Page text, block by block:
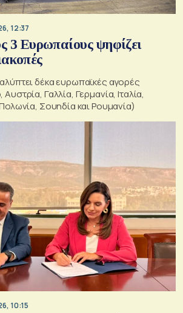
12:37
3 Ευρωπαίους ψηφίζει
δέκα ευρωπαϊκές αγορές
Γαλλία, Γερμανία, Ιταλία,
Σουηδία και Ρουμανία)
10:15